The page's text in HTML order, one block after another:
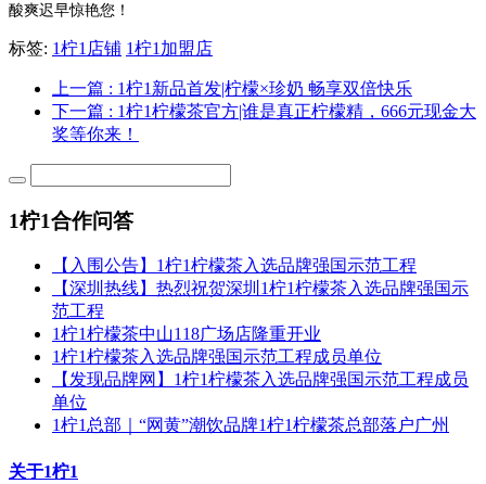
酸爽迟早惊艳您！
标签: 1柠1店铺 1柠1加盟店
上一篇 : 1柠1新品首发|柠檬×珍奶 畅享双倍快乐
下一篇 : 1柠1柠檬茶官方|谁是真正柠檬精，666元现金大
奖等你来！
1柠1合作问答
【入围公告】1柠1柠檬茶入选品牌强国示范工程
【深圳热线】热烈祝贺深圳1柠1柠檬茶入选品牌强国示
范工程
1柠1柠檬茶中山118广场店隆重开业
1柠1柠檬茶入选品牌强国示范工程成员单位
【发现品牌网】1柠1柠檬茶入选品牌强国示范工程成员
单位
1柠1总部｜“网黄”潮饮品牌1柠1柠檬茶总部落户广州
关于1柠1